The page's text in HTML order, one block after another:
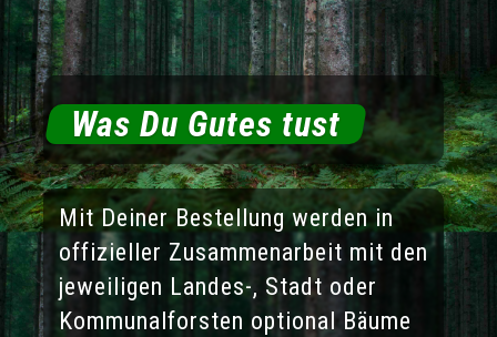
Was Du Gutes tust
Mit Deiner Bestellung werden in
offizieller Zusammenarbeit mit den
jeweiligen Landes-, Stadt oder
Kommunalforsten optional Bäume